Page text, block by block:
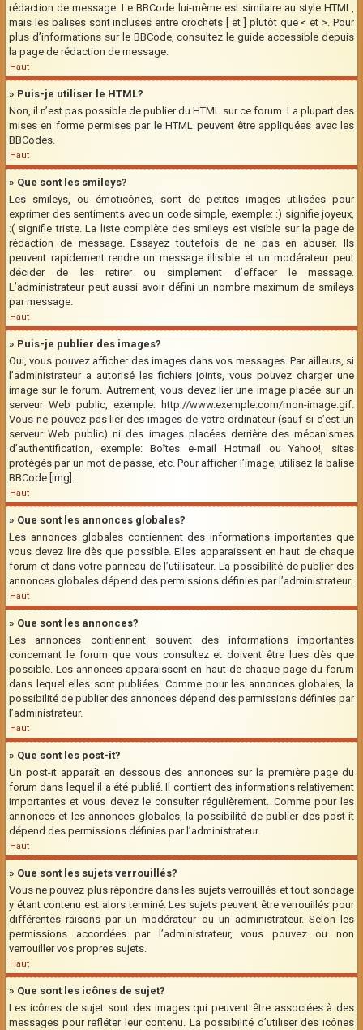
rédaction de message. Le BBCode lui-même est similaire au style HTML,
mais les balises sont incluses entre crochets [ et ] plutôt que < et >. Pour
plus d’informations sur le BBCode, consultez le guide accessible depuis
la page de rédaction de message.
Haut
» Puis-je utiliser le HTML?
Non, il n’est pas possible de publier du HTML sur ce forum. La plupart des
mises en forme permises par le HTML peuvent être appliquées avec les
BBCodes.
Haut
» Que sont les smileys?
Les smileys, ou émoticônes, sont de petites images utilisées pour
exprimer des sentiments avec un code simple, exemple: :) signifie joyeux,
:( signifie triste. La liste complète des smileys est visible sur la page de
rédaction de message. Essayez toutefois de ne pas en abuser. Ils
peuvent rapidement rendre un message illisible et un modérateur peut
décider de les retirer ou simplement d’effacer le message.
L’administrateur peut aussi avoir défini un nombre maximum de smileys
par message.
Haut
» Puis-je publier des images?
Oui, vous pouvez afficher des images dans vos messages. Par ailleurs, si
l’administrateur a autorisé les fichiers joints, vous pouvez charger une
image sur le forum. Autrement, vous devez lier une image placée sur un
serveur Web public, exemple: http://www.exemple.com/mon-image.gif.
Vous ne pouvez pas lier des images de votre ordinateur (sauf si c’est un
serveur Web public) ni des images placées derrière des mécanismes
d’authentification, exemple: Boîtes e-mail Hotmail ou Yahoo!, sites
protégés par un mot de passe, etc. Pour afficher l’image, utilisez la balise
BBCode [img].
Haut
» Que sont les annonces globales?
Les annonces globales contiennent des informations importantes que
vous devez lire dès que possible. Elles apparaissent en haut de chaque
forum et dans votre panneau de l’utilisateur. La possibilité de publier des
annonces globales dépend des permissions définies par l’administrateur.
Haut
» Que sont les annonces?
Les annonces contiennent souvent des informations importantes
concernant le forum que vous consultez et doivent être lues dès que
possible. Les annonces apparaissent en haut de chaque page du forum
dans lequel elles sont publiées. Comme pour les annonces globales, la
possibilité de publier des annonces dépend des permissions définies par
l’administrateur.
Haut
» Que sont les post-it?
Un post-it apparaît en dessous des annonces sur la première page du
forum dans lequel il a été publié. Il contient des informations relativement
importantes et vous devez le consulter régulièrement. Comme pour les
annonces et les annonces globales, la possibilité de publier des post-it
dépend des permissions définies par l’administrateur.
Haut
» Que sont les sujets verrouillés?
Vous ne pouvez plus répondre dans les sujets verrouillés et tout sondage
y étant contenu est alors terminé. Les sujets peuvent être verrouillés pour
différentes raisons par un modérateur ou un administrateur. Selon les
permissions accordées par l’administrateur, vous pouvez ou non
verrouiller vos propres sujets.
Haut
» Que sont les icônes de sujet?
Les icônes de sujet sont des images qui peuvent être associées à des
messages pour refléter leur contenu. La possibilité d’utiliser des icônes